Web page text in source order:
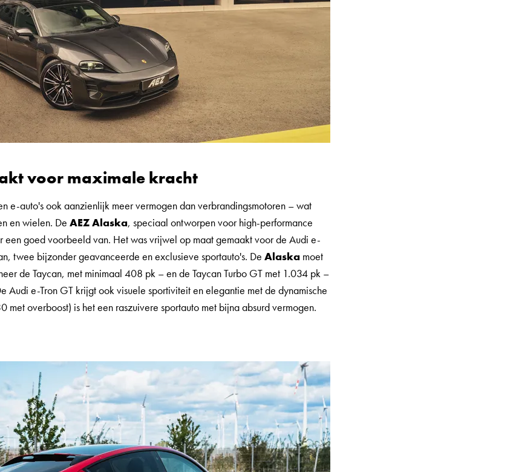
voor maximale kracht
e-auto's ook aanzienlijk meer vermogen dan verbrandingsmotoren – wat
en wielen. De AEZ Alaska, speciaal ontworpen voor high-performance
een goed voorbeeld van. Het was vrijwel op maat gemaakt voor de Audi e-
twee bijzonder geavanceerde en exclusieve sportauto's. De Alaska moet
de Taycan, met minimaal 408 pk – en de Taycan Turbo GT met 1.034 pk –
Audi e-Tron GT krijgt ook visuele sportiviteit en elegantie met de dynamische
met overboost) is het een raszuivere sportauto met bijna absurd vermogen.